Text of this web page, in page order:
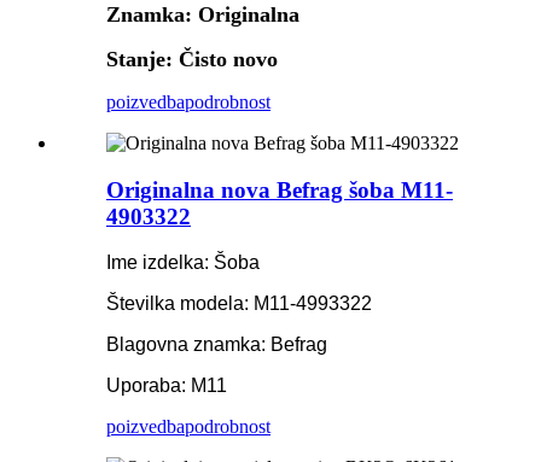
Znamka: Originalna
Stanje: Čisto novo
poizvedbapodrobnost
Originalna nova Befrag šoba M11-
4903322
Ime izdelka: Šoba
Številka modela: M11-4993322
Blagovna znamka: Befrag
Uporaba: M11
poizvedbapodrobnost